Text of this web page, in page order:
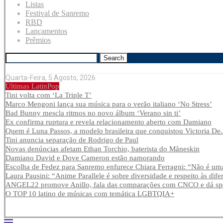
Listas
Festival de Sanremo
RBD
Lançamentos
Prêmios
Search
Quarta-Feira, 5 Agosto, 2026
Últimas LatinPop
Tini volta com ‘La Triple T’
Marco Mengoni lança sua música para o verão italiano ‘No Stress’
Bad Bunny mescla ritmos no novo álbum ‘Verano sin ti’
Ex confirma ruptura e revela relacionamento aberto com Damiano
Quem é Luna Passos, a modelo brasileira que conquistou Victoria
Tini anuncia separação de Rodrigo de Paul
Novas denúncias afetam Ethan Torchio, baterista do Måneskin
Damiano David e Dove Cameron estão namorando
Escolha de Fedez para Sanremo enfurece Chiara Ferragni: “Não é
Laura Pausini: “Anime Parallele é sobre diversidade e respeito às
ANGEL22 promove Anillo, fala das comparações com CNCO e dá
O TOP 10 latino de músicas com temática LGBTQIA+